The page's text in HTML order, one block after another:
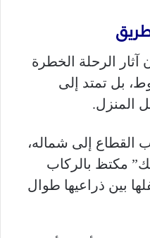
آثار الرحلة الخطرة
بل تمتد إلى
المنزل.
إلى شماله،
مكتظ بالركاب
بين ذراعيها طوال